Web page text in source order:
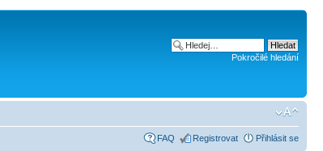
Pokročilé hledání
FAQ Registrovat Přihlásit se